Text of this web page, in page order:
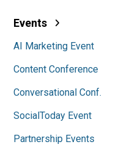
Events
AI Marketing Event
Content Conference
Conversational Conf.
SocialToday Event
Partnership Events